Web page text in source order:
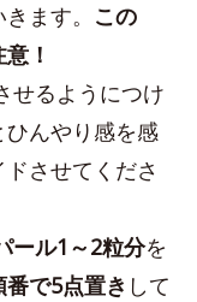
ます。 この
！
せるようにつけ
ひんやり感を感
させてくださ
ール1～2粒分を
で5点置き して